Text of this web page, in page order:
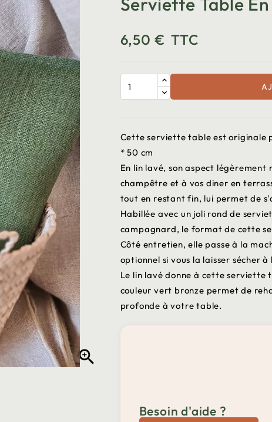

6,50 € TTC
Cette serviette table est originale
* 50 cm
En lin lavé, son aspect
champêtre et à vos diner en
tout en restant fin, lui permet de
Habillée avec un joli rond de
campagnard, le format de cette
Côté entretien, elle passe à la
optionnel si vous la laisser sécher
Le lin lavé donne à cette
couleur vert bronze permet de
profonde à votre table.
Besoin d'aide ?